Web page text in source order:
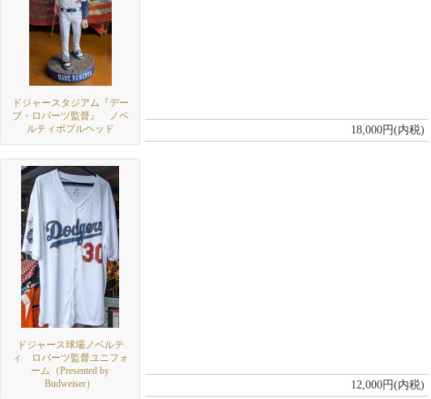
ドジャースタジアム『デー
ブ・ロバーツ監督』 ノベ
ルティボブルヘッド
18,000円(内税)
ドジャース球場ノベルテ
ィ ロバーツ監督ユニフォ
ーム（Presented by
Budweiser）
12,000円(内税)